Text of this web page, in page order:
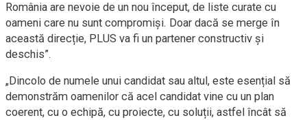
România are nevoie de un nou început, de liste curate cu
oameni care nu sunt compromiși. Doar dacă se merge în
această direcție, PLUS va fi un partener constructiv și
deschis”.
„Dincolo de numele unui candidat sau altul, este esențial să
demonstrăm oamenilor că acel candidat vine cu un plan
coerent, cu o echipă, cu proiecte, cu soluții, astfel încât să